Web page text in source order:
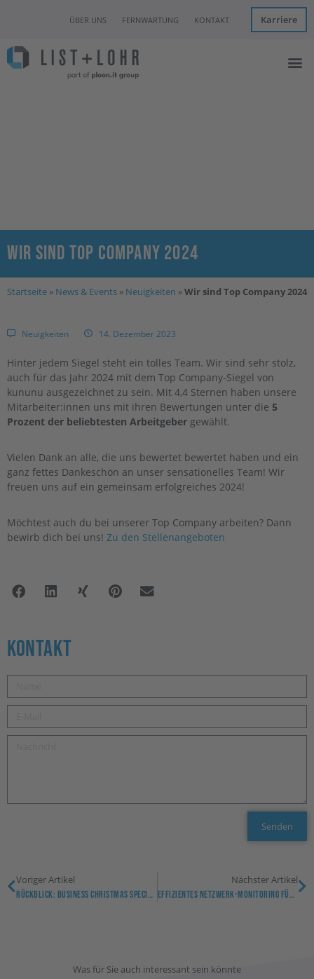
Karriere
ÜBER UNS FERNWARTUNG KONTAKT
Wir sind Top Company 2024
Startseite » News & Events » Neuigkeiten »Wir sind Top Company 2024
Neuigkeiten 14. Dezember 2023
Hinter jedem Siegel steht ein tolles Team. Wir sind sehr stolz,
auch für das Jahr 2024 mit dem Top Company-Siegel von
kununu ausgezeichnet zu sein. Mit 4,4 Sternen haben unsere
Mitarbeiter:innen uns mit ihren Bewertungen unter die 5
Prozent der beliebtesten Arbeitgeber gewählt.
Vielen Dank an alle, die uns bewertet bewertet haben und ein
ganz fettes Dankeschön an unser sensationelles Team! Wir
freuen uns auf ein gemeinsam erfolgreiches 2024!
Möchtest auch du bei unserer Top Company arbeiten? Dann
bewirb dich bei uns! Zu den Stellenangeboten
Kontakt
Senden
Voriger Artikel
Rückblick: Business Christmas Special „Hinweisgeberschutz: Meldestellen, Whistleblower-Kultur, Ombudsperson – Was Sind Meine Pflichten?Rückblick: Business Christmas Special „
Nächster Artikel
Effizientes Netzwerk-Monitoring Für Unternehmen: Die Lösung Für IT-Sicherheit Und Performance
Was für Sie auch interessant sein könnte